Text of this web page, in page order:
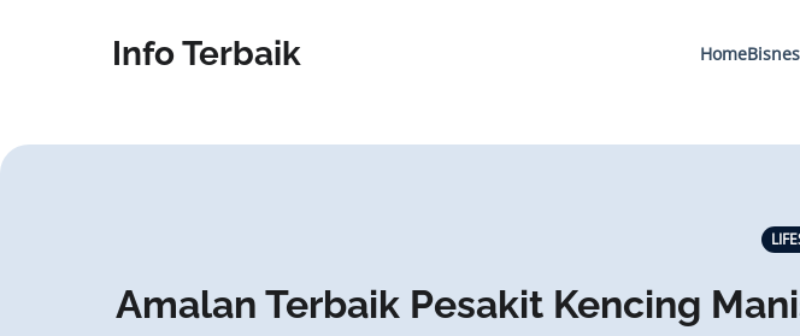
Info Terbaik HomeBisnes
Amalan Terbaik Pesakit Kencing